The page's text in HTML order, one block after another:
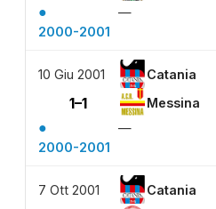
●
—
2000-2001
10 Giu 2001 Catania
1–1 Messina
●
—
2000-2001
7 Ott 2001 Catania